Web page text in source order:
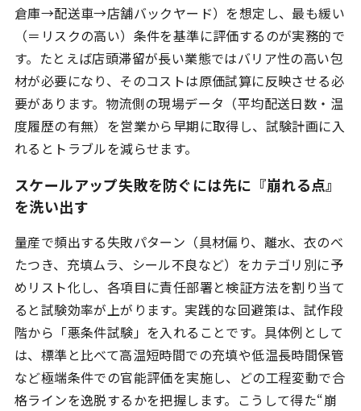
倉庫→配送車→店舗バックヤード）を想定し、最も緩い
（＝リスクの高い）条件を基準に評価するのが実務的で
す。たとえば店頭滞留が長い業態ではバリア性の高い包
材が必要になり、そのコストは原価試算に反映させる必
要があります。物流側の現場データ（平均配送日数・温
度履歴の有無）を営業から早期に取得し、試験計画に入
れるとトラブルを減らせます。
スケールアップ失敗を防ぐには先に『崩れる点』
を洗い出す
量産で頻出する失敗パターン（具材偏り、離水、衣のべ
たつき、充填ムラ、シール不良など）をカテゴリ別に予
めリスト化し、各項目に責任部署と検証方法を割り当て
ると試験効率が上がります。実践的な回避策は、試作段
階から「悪条件試験」を入れることです。具体例として
は、標準と比べて高温短時間での充填や低温長時間保管
など極端条件での官能評価を実施し、どの工程変動で合
格ラインを逸脱するかを把握します。こうして得た“崩